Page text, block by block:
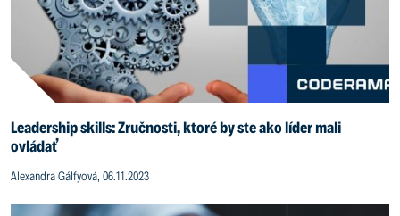
Leadership skills: Zručnosti, ktoré by ste ako líder mali
ovládať
Alexandra Gálfyová, 06.11.2023